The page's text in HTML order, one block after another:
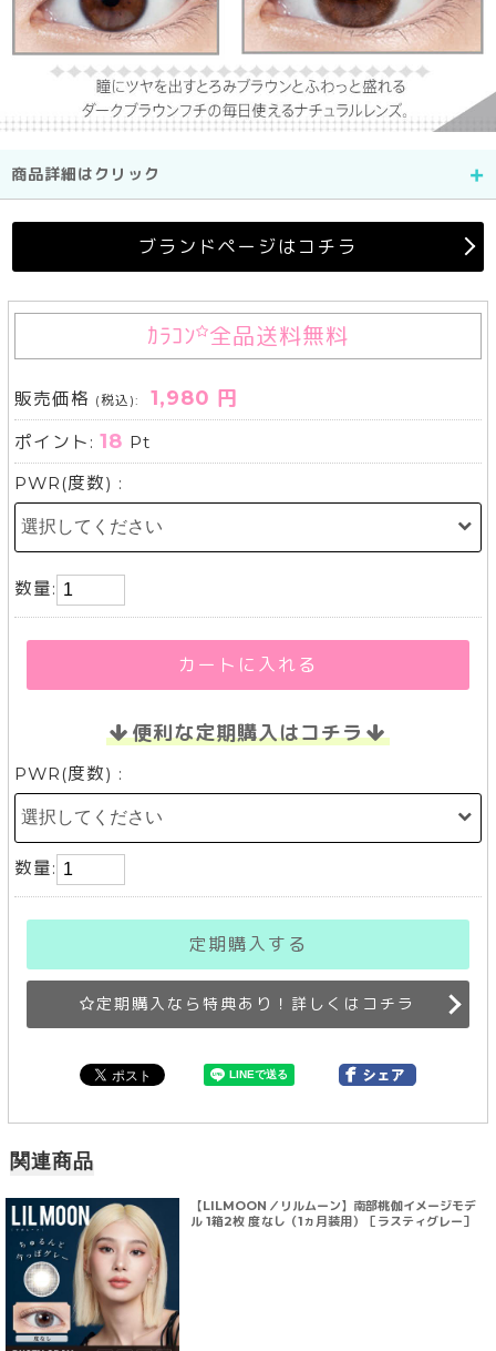
商品詳細はクリック
ブランドページはコチラ
ｶﾗｺﾝ 全品送料無料
販売価格 (税込): 1,980 円
ポイント:18 Pt
PWR(度数) :
数量:
カートに入れる
便利な定期購入はコチラ
PWR(度数) :
数量:
定期購入する
定期購入なら特典あり！詳しくはコチラ
関連商品
【LILMOON／リルムーン】南部桃伽イメージモデ
ル 1箱2枚 度なし（1ヵ月装用）［ラスティグレー］